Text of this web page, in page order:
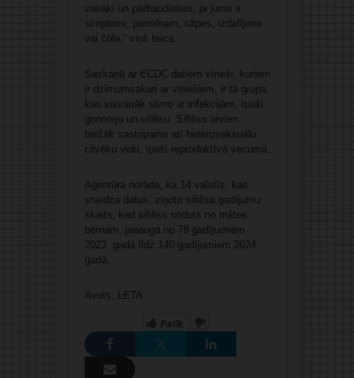
vairāki un pārbaudieties, ja jums ir
simptomi, piemēram, sāpes, izdalījumi
vai čūla,” viņš teica.
Saskaņā ar ECDC datiem vīrieši, kuriem
ir dzimumsakari ar vīriešiem, ir tā grupa,
kas visvairāk slimo ar infekcijām, īpaši
gonoreju un sifilisu. Sifiliss arvien
biežāk sastopams arī heteroseksuālu
cilvēku vidū, īpaši reproduktīvā vecumā.
Aģentūra norāda, ka 14 valstīs, kas
sniedza datus, ziņoto sifilisa gadījumu
skaits, kad sifiliss nodots no mātes
bērnam, pieauga no 78 gadījumiem
2023. gadā līdz 140 gadījumiem 2024.
gadā.
Avots: LETA
Patīk